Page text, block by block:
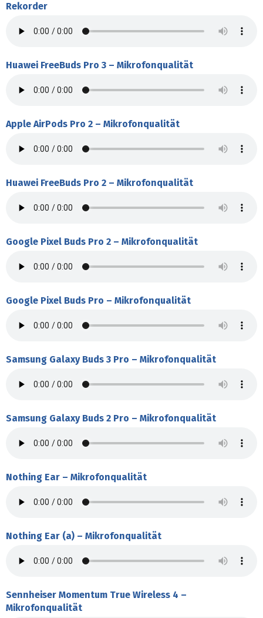
Rekorder
Huawei FreeBuds Pro 3 – Mikrofonqualität
Apple AirPods Pro 2 – Mikrofonqualität
Huawei FreeBuds Pro 2 – Mikrofonqualität
Google Pixel Buds Pro 2 – Mikrofonqualität
Google Pixel Buds Pro – Mikrofonqualität
Samsung Galaxy Buds 3 Pro – Mikrofonqualität
Samsung Galaxy Buds 2 Pro – Mikrofonqualität
Nothing Ear – Mikrofonqualität
Nothing Ear (a) – Mikrofonqualität
Sennheiser Momentum True Wireless 4 –
Mikrofonqualität